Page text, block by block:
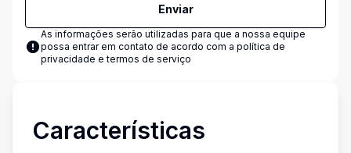
Enviar
As informações serão utilizadas para que a nossa equipe
possa entrar em contato de acordo com a política de
privacidade e termos de serviço
Características